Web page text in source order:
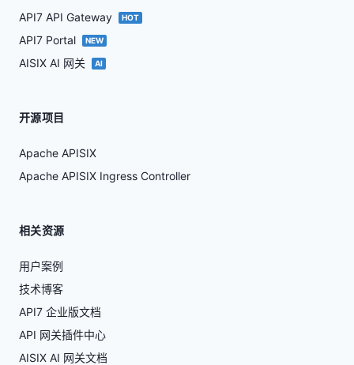
API7 API Gateway HOT
API7 Portal NEW
AISIX AI 网关 AI
开源项目
Apache APISIX
Apache APISIX Ingress Controller
相关资源
用户案例
技术博客
API7 企业版文档
API 网关插件中心
AISIX AI 网关文档